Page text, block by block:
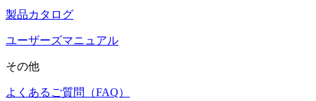
製品カタログ
ユーザーズマニュアル
その他
よくあるご質問（FAQ）